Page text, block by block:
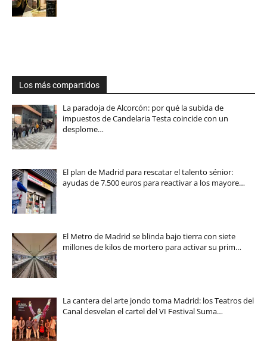
Los más compartidos
La paradoja de Alcorcón: por qué la subida de
impuestos de Candelaria Testa coincide con un
desplome…
El plan de Madrid para rescatar el talento sénior:
ayudas de 7.500 euros para reactivar a los mayore…
El Metro de Madrid se blinda bajo tierra con siete
millones de kilos de mortero para activar su prim…
La cantera del arte jondo toma Madrid: los Teatros del
Canal desvelan el cartel del VI Festival Suma…